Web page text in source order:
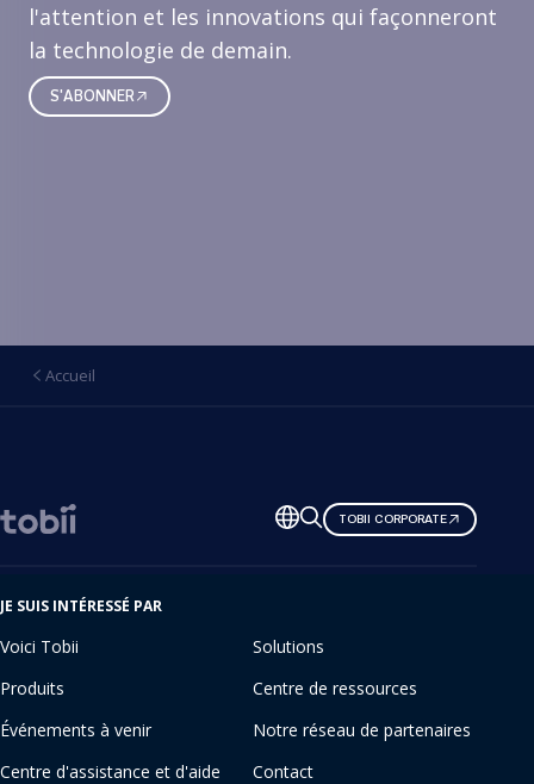
l'attention et les innovations qui façonneront
la technologie de demain.
S'ABONNER
Accueil
Changer
de
TOBII CORPORATE
JE SUIS INTÉRESSÉ PAR
Voici Tobii
Solutions
Produits
Centre de ressources
Événements à venir
Notre réseau de partenaires
Centre d'assistance et d'aide
Contact